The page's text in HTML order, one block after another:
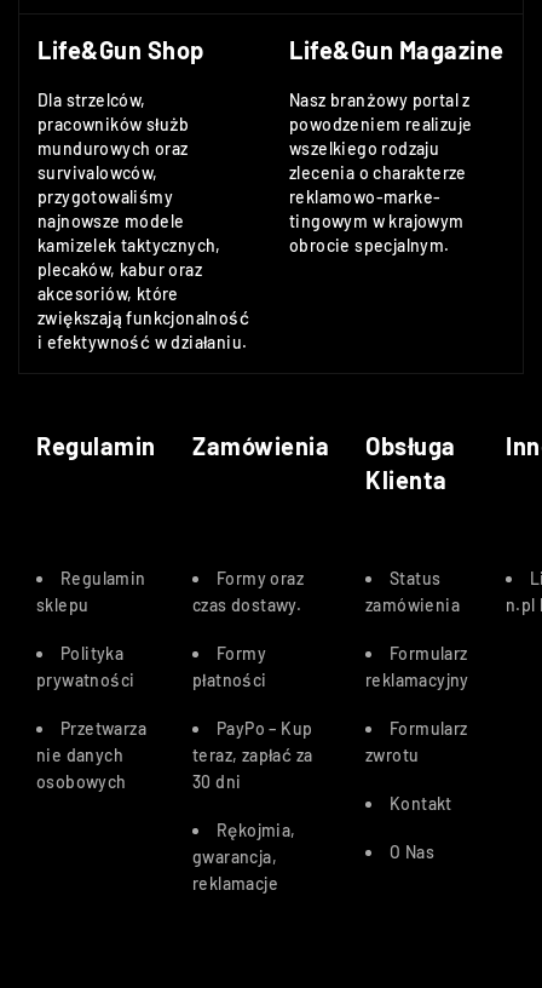
Life&Gun Shop
Dla strzelców,
pracowników służb
mundurowych oraz
survivalowców,
przygotowaliśmy
najnowsze modele
kamizelek taktycznych,
plecaków, kabur oraz
akcesoriów, które
zwiększają funkcjonalność
i efektywność w działaniu.
Life&Gun Magazine
Nasz branżowy portal z
powodzeniem realizuje
wszelkiego rodzaju
zlecenia o charakterze
reklamowo-marke-
tingowym w krajowym
obrocie specjalnym.
Regulamin Zamówienia
Obsługa
Klienta
Regulamin
sklepu
Polityka
prywatności
Przetwarza
nie danych
osobowych
Formy oraz
czas dostawy.
Formy
płatności
PayPo – Kup
teraz, zapłać za
30 dni
Rękojmia,
gwarancja,
reklamacje
Status
zamówienia
Formularz
reklamacyjny
Formularz
zwrotu
Kontakt
O Nas
n.pl